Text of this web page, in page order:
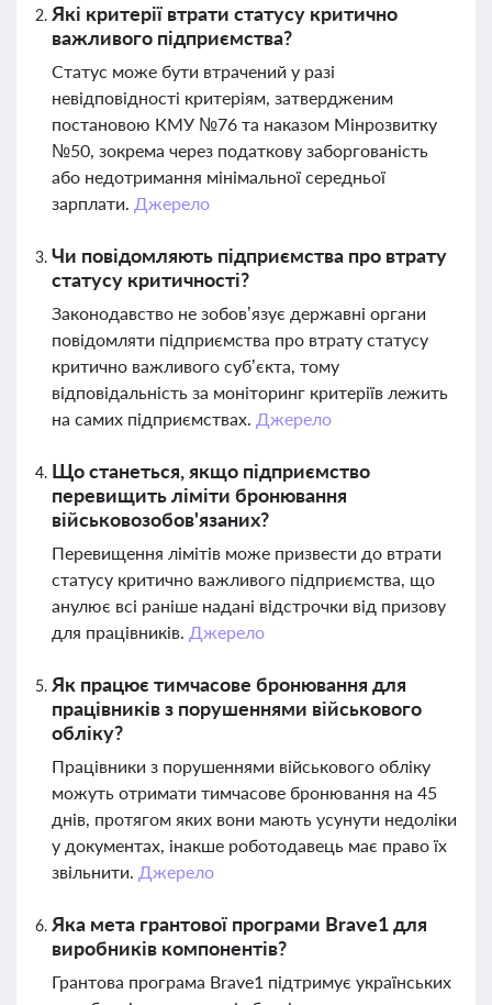
Які критерії втрати статусу критично
важливого підприємства?
Статус може бути втрачений у разі
невідповідності критеріям, затвердженим
постановою КМУ №76 та наказом Мінрозвитку
№50, зокрема через податкову заборгованість
або недотримання мінімальної середньої
зарплати. Джерело
Чи повідомляють підприємства про втрату
статусу критичності?
Законодавство не зобов’язує державні органи
повідомляти підприємства про втрату статусу
критично важливого суб’єкта, тому
відповідальність за моніторинг критеріїв лежить
на самих підприємствах. Джерело
Що станеться, якщо підприємство
перевищить ліміти бронювання
військовозобов'язаних?
Перевищення лімітів може призвести до втрати
статусу критично важливого підприємства, що
анулює всі раніше надані відстрочки від призову
для працівників. Джерело
Як працює тимчасове бронювання для
працівників з порушеннями військового
обліку?
Працівники з порушеннями військового обліку
можуть отримати тимчасове бронювання на 45
днів, протягом яких вони мають усунути недоліки
у документах, інакше роботодавець має право їх
звільнити. Джерело
Яка мета грантової програми Brave1 для
виробників компонентів?
Грантова програма Brave1 підтримує українських